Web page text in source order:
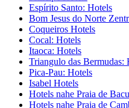
Espírito Santo: Hotels
Bom Jesus do Norte
Coqueiros Hotels
Cocal: Hotels
Itaoca: Hotels
Triangulo das Bermudas:
Pica-Pau: Hotels
Isabel Hotels
Hotels nahe Praia de
Hotels nahe Praia de